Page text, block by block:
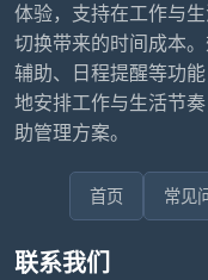
体验，支持在工作与
切换带来的时间成本
辅助、日程提醒等功
地安排工作与生活节
助管理方案。
首页 常见
联系我们